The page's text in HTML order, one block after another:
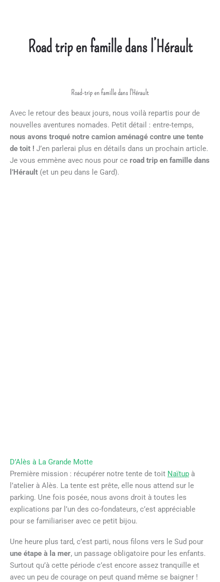
Road trip en famille dans l’Hérault
Road-trip en famille dans l'Hérault
Avec le retour des beaux jours, nous voilà repartis pour de
nouvelles aventures nomades. Petit détail : entre-temps,
nous avons troqué notre camion aménagé contre une tente
de toit ! J’en parlerai plus en détails dans un prochain article.
Je vous emmène avec nous pour ce road trip en famille dans
l’Hérault (et un peu dans le Gard).
D’Alès à La Grande Motte
Première mission : récupérer notre tente de toit Naïtup à
l’atelier à Alès. La tente est prête, elle nous attend sur le
parking. Une fois posée, nous avons droit à toutes les
explications par l’un des co-fondateurs, c’est appréciable
pour se familiariser avec ce petit bijou.
Une heure plus tard, c’est parti, nous filons vers le Sud pour
une étape à la mer, un passage obligatoire pour les enfants.
Surtout qu’à cette période c’est encore assez tranquille et
avec un peu de courage on peut quand même se baigner !